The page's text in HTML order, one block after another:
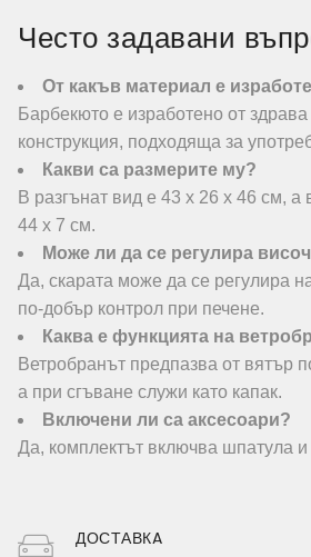
Често задавани
От какъв материал е
Барбекюто е изработено от
конструкция, подходяща за
Какви са размерите му?
В разгънат вид е 43 х 26 х 46 см, а
44 х 7 см.
Може ли да се регулира
Да, скарата може да се регулира
по-добър контрол при печене.
Каква е функцията на
Ветробранът предпазва от вятър
а при сгъване служи като капак.
Включени ли са аксесоари?
Да, комплектът включва шпатула
ДОСТАВКA